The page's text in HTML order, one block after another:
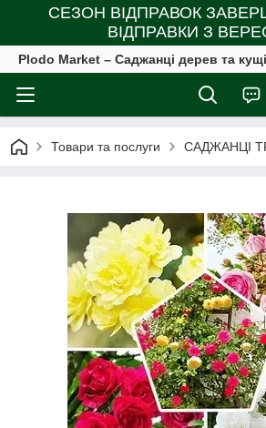
СЕЗОН ВІДПРАВОК
ВІДПРАВКИ З
Plodo Market – Саджанці дерев та
Товари та послуги САДЖАНЦІ